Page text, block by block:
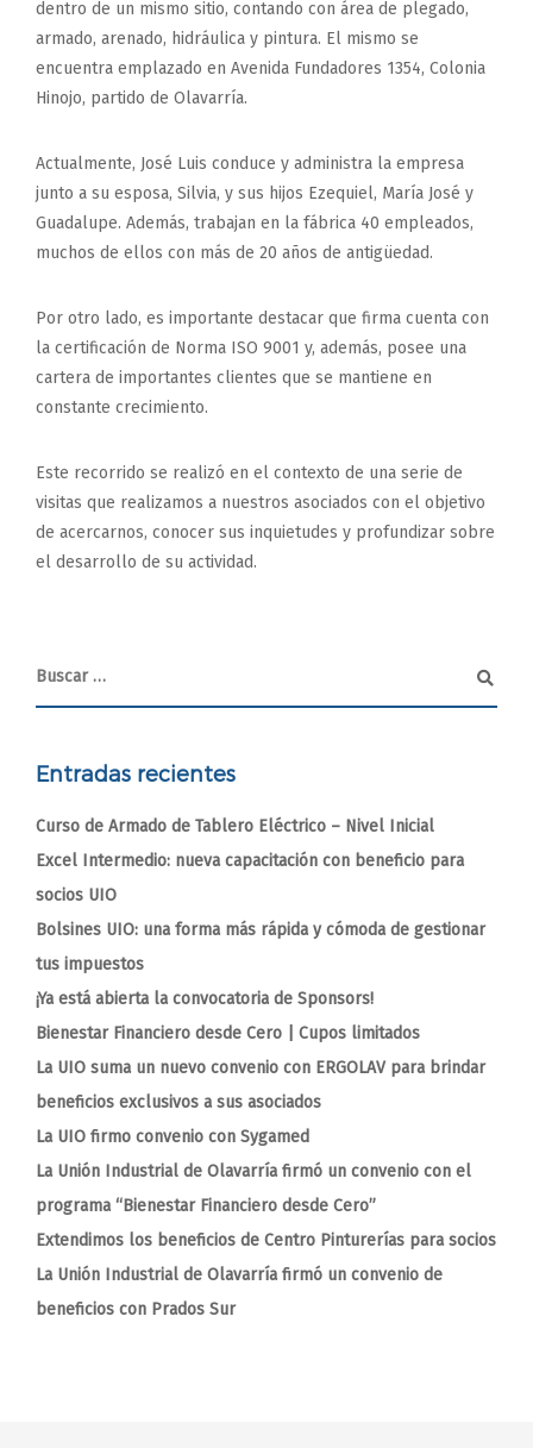
dentro de un mismo sitio, contando con área de plegado,
armado, arenado, hidráulica y pintura. El mismo se
encuentra emplazado en Avenida Fundadores 1354, Colonia
Hinojo, partido de Olavarría.
Actualmente, José Luis conduce y administra la empresa
junto a su esposa, Silvia, y sus hijos Ezequiel, María José y
Guadalupe. Además, trabajan en la fábrica 40 empleados,
muchos de ellos con más de 20 años de antigüedad.
Por otro lado, es importante destacar que firma cuenta con
la certificación de Norma ISO 9001 y, además, posee una
cartera de importantes clientes que se mantiene en
constante crecimiento.
Este recorrido se realizó en el contexto de una serie de
visitas que realizamos a nuestros asociados con el objetivo
de acercarnos, conocer sus inquietudes y profundizar sobre
el desarrollo de su actividad.
Entradas recientes
Curso de Armado de Tablero Eléctrico – Nivel Inicial
Excel Intermedio: nueva capacitación con beneficio para
socios UIO
Bolsines UIO: una forma más rápida y cómoda de gestionar
tus impuestos
¡Ya está abierta la convocatoria de Sponsors!
Bienestar Financiero desde Cero | Cupos limitados
La UIO suma un nuevo convenio con ERGOLAV para brindar
beneficios exclusivos a sus asociados
La UIO firmo convenio con Sygamed
La Unión Industrial de Olavarría firmó un convenio con el
programa “Bienestar Financiero desde Cero”
Extendimos los beneficios de Centro Pinturerías para socios
La Unión Industrial de Olavarría firmó un convenio de
beneficios con Prados Sur